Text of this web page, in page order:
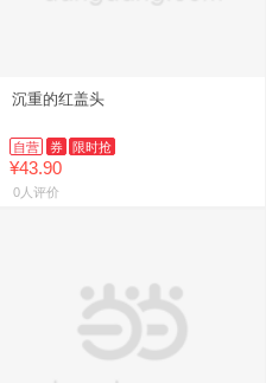
沉重的红盖头
自营 券 限时抢
¥43.90
0人评价